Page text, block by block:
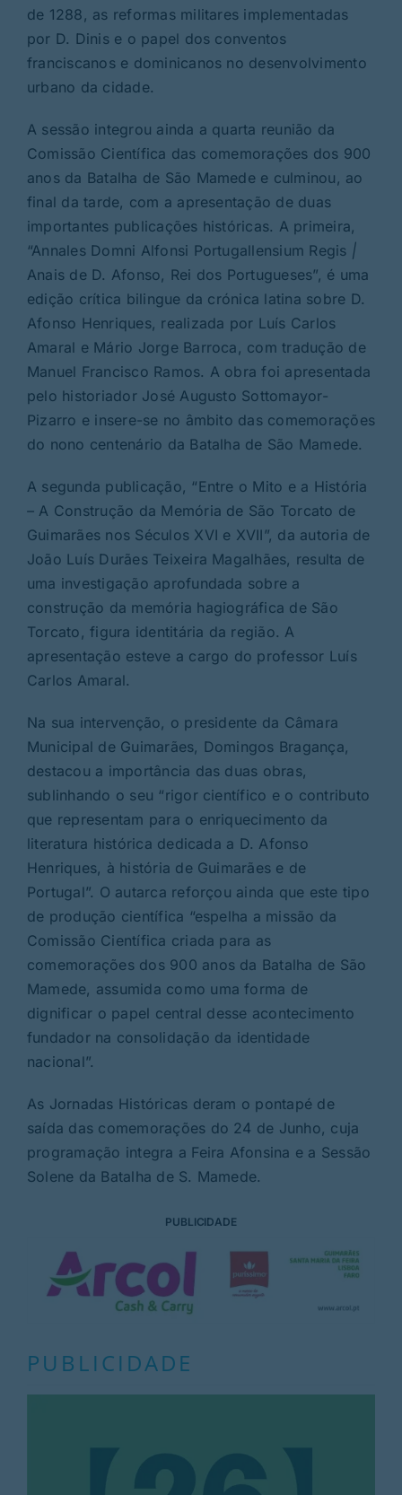
de 1288, as reformas militares implementadas
por D. Dinis e o papel dos conventos
franciscanos e dominicanos no desenvolvimento
urbano da cidade.
A sessão integrou ainda a quarta reunião da
Comissão Científica das comemorações dos 900
anos da Batalha de São Mamede e culminou, ao
final da tarde, com a apresentação de duas
importantes publicações históricas. A primeira,
“Annales Domni Alfonsi Portugallensium Regis |
Anais de D. Afonso, Rei dos Portugueses”, é uma
edição crítica bilingue da crónica latina sobre D.
Afonso Henriques, realizada por Luís Carlos
Amaral e Mário Jorge Barroca, com tradução de
Manuel Francisco Ramos. A obra foi apresentada
pelo historiador José Augusto Sottomayor-
Pizarro e insere-se no âmbito das comemorações
do nono centenário da Batalha de São Mamede.
A segunda publicação, “Entre o Mito e a História
– A Construção da Memória de São Torcato de
Guimarães nos Séculos XVI e XVII”, da autoria de
João Luís Durães Teixeira Magalhães, resulta de
uma investigação aprofundada sobre a
construção da memória hagiográfica de São
Torcato, figura identitária da região. A
apresentação esteve a cargo do professor Luís
Carlos Amaral.
Na sua intervenção, o presidente da Câmara
Municipal de Guimarães, Domingos Bragança,
destacou a importância das duas obras,
sublinhando o seu “rigor científico e o contributo
que representam para o enriquecimento da
literatura histórica dedicada a D. Afonso
Henriques, à história de Guimarães e de
Portugal”. O autarca reforçou ainda que este tipo
de produção científica “espelha a missão da
Comissão Científica criada para as
comemorações dos 900 anos da Batalha de São
Mamede, assumida como uma forma de
dignificar o papel central desse acontecimento
fundador na consolidação da identidade
nacional”.
As Jornadas Históricas deram o pontapé de
saída das comemorações do 24 de Junho, cuja
programação integra a Feira Afonsina e a Sessão
Solene da Batalha de S. Mamede.
PUBLICIDADE
PUBLICIDADE